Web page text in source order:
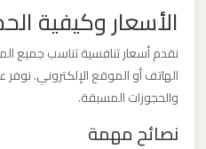
الأسعار وكيفية
نقدم أسعار تنافسية تناسب جميع
الهاتف أو الموقع الإلكتروني.
والحجوزات المسبقة.
نصائح مهمة
ليموزين
مطار
القاهرة